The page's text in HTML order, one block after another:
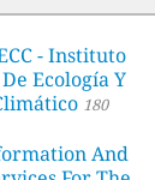
- Instituto
Ecología Y
180
And